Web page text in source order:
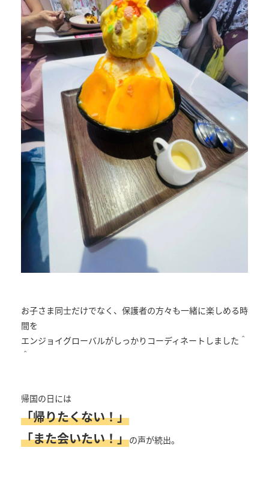
お子さま同士だけでなく、保護者の方々も一緒に楽しめる時
間を
エンジョイグローバルがしっかりコーディネートしました＾
＾
帰国の日には
「帰りたくない！」
「また会いたい！」の声が続出。